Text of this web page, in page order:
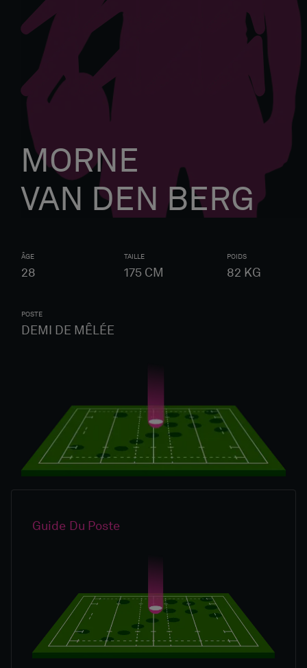
MORNE
VAN DEN BERG
ÂGE
28
TAILLE
175 CM
POIDS
82 KG
POSTE
DEMI DE MÊLÉE
Guide Du Poste